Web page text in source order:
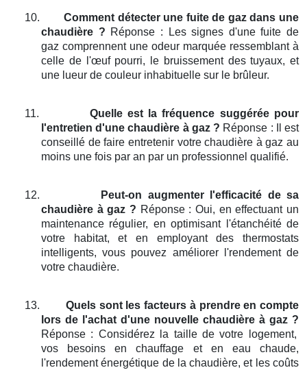
10.
Comment détecter une fuite de gaz dans une
chaudière ? Réponse : Les signes d'une fuite de
gaz comprennent une odeur marquée ressemblant à
celle de l'œuf pourri, le bruissement des tuyaux, et
une lueur de couleur inhabituelle sur le brûleur.
11.
Quelle est la fréquence suggérée pour
l'entretien d'une chaudière à gaz ? Réponse : Il est
conseillé de faire entretenir votre chaudière à gaz au
moins une fois par an par un professionnel qualifié.
12.
Peut-on augmenter l'efficacité de sa
chaudière à gaz ? Réponse : Oui, en effectuant un
maintenance régulier, en optimisant l'étanchéité de
votre habitat, et en employant des thermostats
intelligents, vous pouvez améliorer l'rendement de
votre chaudière.
13.
Quels sont les facteurs à prendre en compte
lors de l'achat d'une nouvelle chaudière à gaz ?
Réponse : Considérez la taille de votre logement,
vos besoins en chauffage et en eau chaude,
l'rendement énergétique de la chaudière, et les coûts